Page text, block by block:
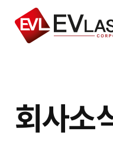
인사말
회사소